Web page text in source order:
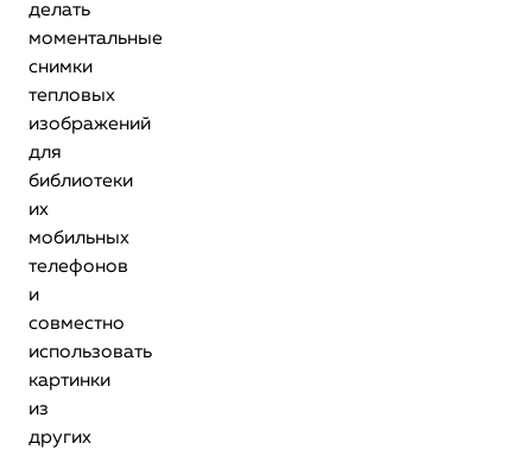
делать
моментальные
снимки
тепловых
изображений
для
библиотеки
их
мобильных
телефонов
и
совместно
использовать
картинки
из
других